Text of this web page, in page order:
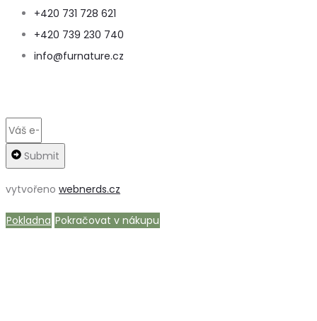
+420 731 728 621
+420 739 230 740
info@furnature.cz
Submit
vytvořeno webnerds.cz
Pokladna Pokračovat v nákupu